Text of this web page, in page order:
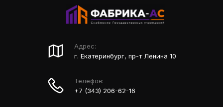
Адрес:
г. Екатеринбург, пр-т Ленина 10
Телефон:
+7 (343) 206-62-16